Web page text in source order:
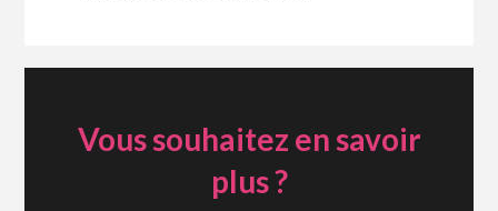
Vous souhaitez en savoir
plus ?